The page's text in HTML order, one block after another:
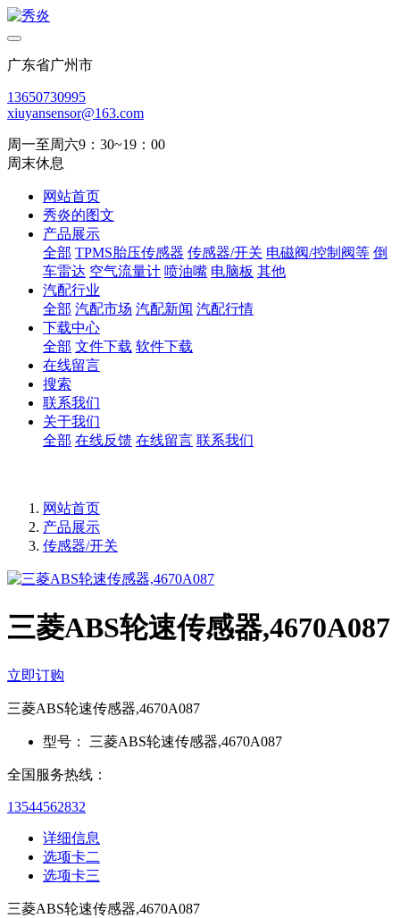
广东省广州市
13650730995
xiuyansensor@163.com
周一至周六9：30~19：00
周末休息
网站首页
秀炎的图文
产品展示
全部 TPMS胎压传感器 传感器/开关 电磁阀/控制阀等 倒
车雷达 空气流量计 喷油嘴 电脑板 其他
汽配行业
全部 汽配市场 汽配新闻 汽配行情
下载中心
全部 文件下载 软件下载
在线留言
搜索
联系我们
关于我们
全部 在线反馈 在线留言 联系我们
网站首页
产品展示
传感器/开关
三菱ABS轮速传感器,4670A087
立即订购
三菱ABS轮速传感器,4670A087
型号： 三菱ABS轮速传感器,4670A087
全国服务热线：
13544562832
详细信息
选项卡二
选项卡三
三菱ABS轮速传感器,4670A087